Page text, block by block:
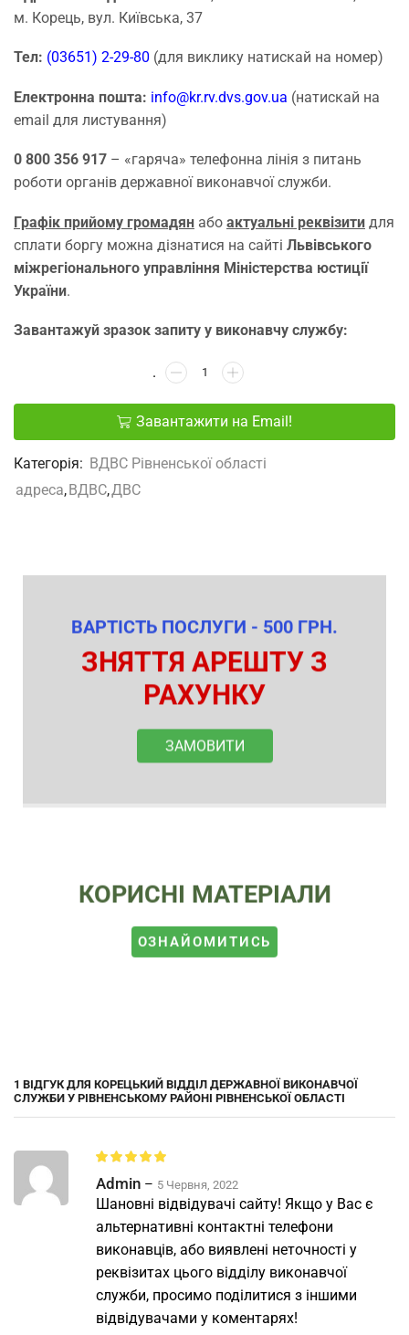
м. Корець, вул. Київська, 37
Тел: (03651) 2-29-80 (для виклику натискай на номер)
Електронна пошта: info@kr.rv.dvs.gov.ua (натискай на
email для листування)
0 800 356 917 – «гаряча» телефонна лінія з питань
роботи органів державної виконавчої служби.
Графік прийому громадян або актуальні реквізити для
сплати боргу можна дізнатися на сайті Львівського
міжрегіонального управління Міністерства юстиції
України.
Завантажуй зразок запиту у виконавчу службу:
Завантажити на Email!
Категорія: ВДВС Рівненської області
адреса, ВДВС,ДВС
ВАРТІСТЬ ПОСЛУГИ - 500 ГРН.
ЗНЯТТЯ АРЕШТУ З
РАХУНКУ
ЗАМОВИТИ
КОРИСНІ МАТЕРІАЛИ
ОЗНАЙОМИТИСЬ
1 ВІДГУК ДЛЯ КОРЕЦЬКИЙ ВІДДІЛ ДЕРЖАВНОЇ ВИКОНАВЧОЇ
СЛУЖБИ У РІВНЕНСЬКОМУ РАЙОНІ РІВНЕНСЬКОЇ ОБЛАСТІ
Admin – 5 Червня, 2022
Шановні відвідувачі сайту! Якщо у Вас є
альтернативні контактні телефони
виконавців, або виявлені неточності у
реквізитах цього відділу виконавчої
служби, просимо поділитися з іншими
відвідувачами у коментарях!